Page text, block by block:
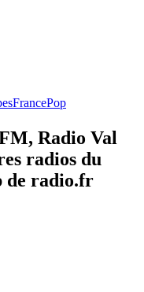
FrancePop
Radio Val
radios du
de radio.fr